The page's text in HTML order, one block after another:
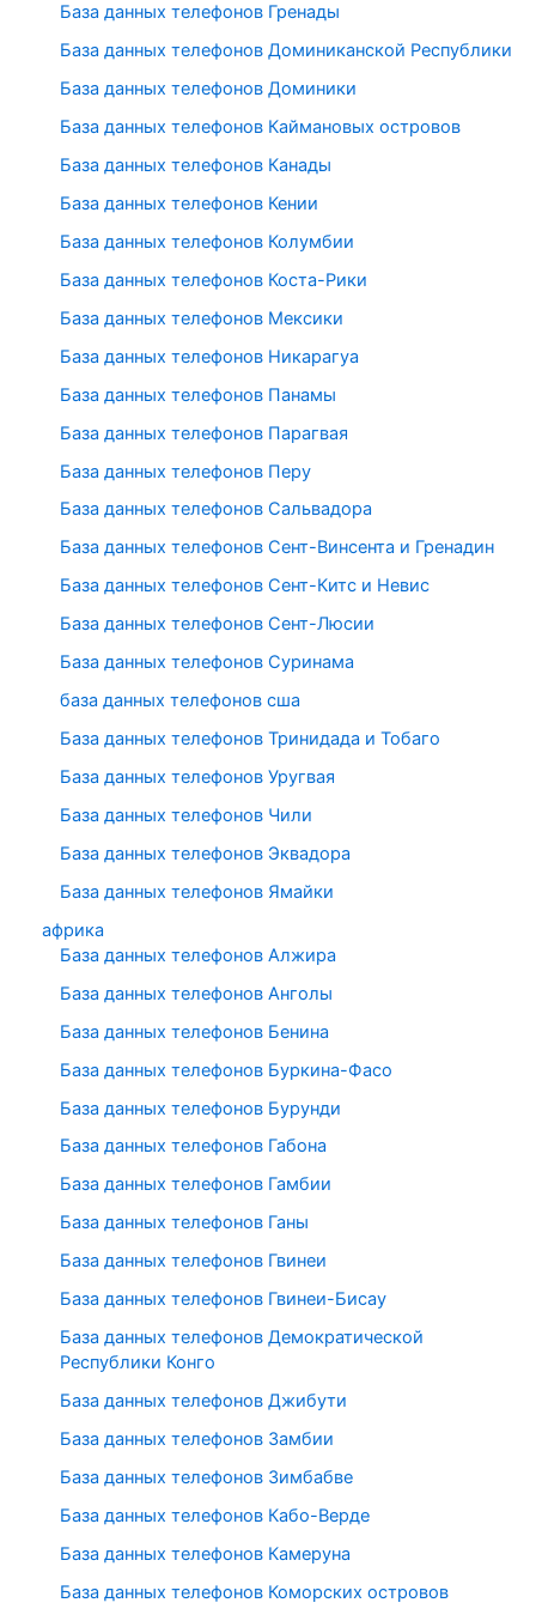
База данных телефонов Гренады
База данных телефонов Доминиканской Республики
База данных телефонов Доминики
База данных телефонов Каймановых островов
База данных телефонов Канады
База данных телефонов Кении
База данных телефонов Колумбии
База данных телефонов Коста-Рики
База данных телефонов Мексики
База данных телефонов Никарагуа
База данных телефонов Панамы
База данных телефонов Парагвая
База данных телефонов Перу
База данных телефонов Сальвадора
База данных телефонов Сент-Винсента и Гренадин
База данных телефонов Сент-Китс и Невис
База данных телефонов Сент-Люсии
База данных телефонов Суринама
база данных телефонов сша
База данных телефонов Тринидада и Тобаго
База данных телефонов Уругвая
База данных телефонов Чили
База данных телефонов Эквадора
База данных телефонов Ямайки
африка
База данных телефонов Алжира
База данных телефонов Анголы
База данных телефонов Бенина
База данных телефонов Буркина-Фасо
База данных телефонов Бурунди
База данных телефонов Габона
База данных телефонов Гамбии
База данных телефонов Ганы
База данных телефонов Гвинеи
База данных телефонов Гвинеи-Бисау
База данных телефонов Демократической
Республики Конго
База данных телефонов Джибути
База данных телефонов Замбии
База данных телефонов Зимбабве
База данных телефонов Кабо-Верде
База данных телефонов Камеруна
База данных телефонов Коморских островов